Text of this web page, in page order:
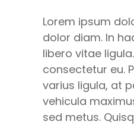
Lorem ipsum
dolor diam. In
libero vitae
consectetur eu.
varius ligula, at
vehicula
sed metus.